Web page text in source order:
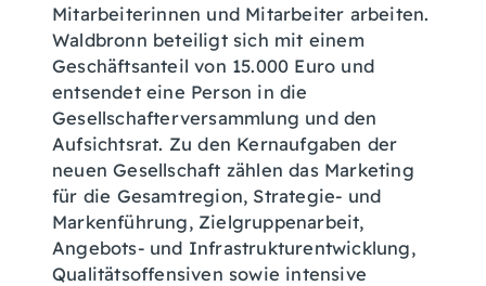
Mitarbeiterinnen und Mitarbeiter arbeiten.
Waldbronn beteiligt sich mit einem
Geschäftsanteil von 15.000 Euro und
entsendet eine Person in die
Gesellschafterversammlung und den
Aufsichtsrat. Zu den Kernaufgaben der
neuen Gesellschaft zählen das Marketing
für die Gesamtregion, Strategie- und
Markenführung, Zielgruppenarbeit,
Angebots- und Infrastrukturentwicklung,
Qualitätsoffensiven sowie intensive